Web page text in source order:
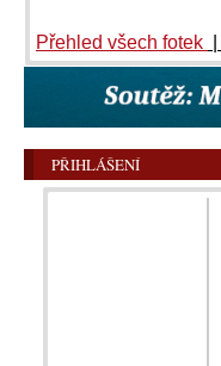
Přehled všech fotek
PŘIHLÁŠENÍ